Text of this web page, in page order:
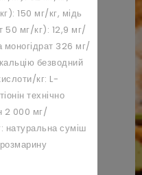
150 мг/кг, мідь
50 мг/кг): 12,9 мг/
моногідрат 326 мг/
безводний
кг: L-
технічно
2 000 мг/
натуральна суміш